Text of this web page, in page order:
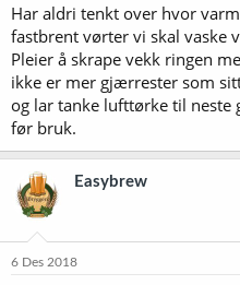
Har aldri tenkt over hvor
fastbrent vørter vi skal vaske
Pleier å skrape vekk ringen
ikke er mer gjærrester som
og lar tanke lufttørke til neste
før bruk.
Easybrew
6 Des 2018